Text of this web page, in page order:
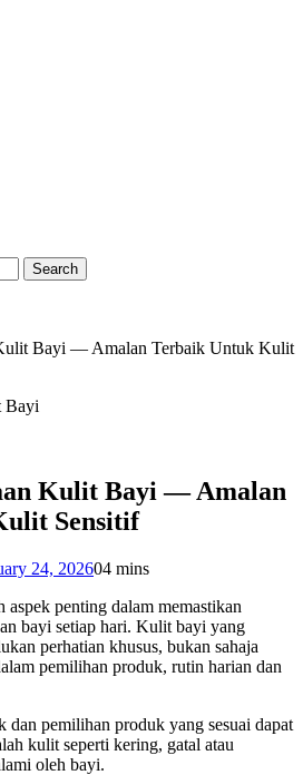
Bayi — Amalan Terbaik Untuk Kulit
Kulit Bayi — Amalan
Sensitif
24, 202604 mins
aspek penting dalam memastikan
bayi setiap hari. Kulit bayi yang
perhatian khusus, bukan sahaja
pemilihan produk, rutin harian dan
dan pemilihan produk yang sesuai dapat
kulit seperti kering, gatal atau
oleh bayi.